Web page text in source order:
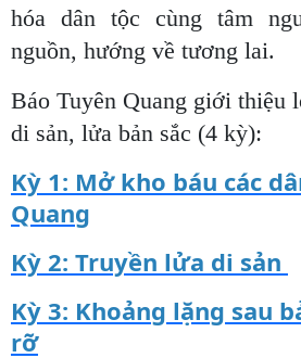
hóa dân tộc cùng tâm
nguồn, hướng về tương lai.
Báo Tuyên Quang giới thiệu
di sản, lửa bản sắc (4 kỳ):
Kỳ 1: Mở kho báu các
Quang
Kỳ 2: Truyền lửa di sản
Kỳ 3: Khoảng lặng sau
rỡ